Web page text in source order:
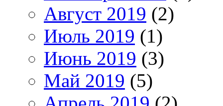
Август 2019 (2)
Июль 2019 (1)
Июнь 2019 (3)
Май 2019 (5)